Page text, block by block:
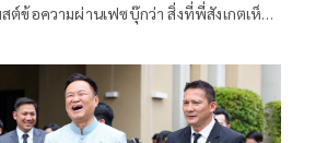
ต์ข้อความผ่านเฟซบุ๊กว่า สิ่งที่พี่สังเกตเห็น
มได้ไงเนี้ย